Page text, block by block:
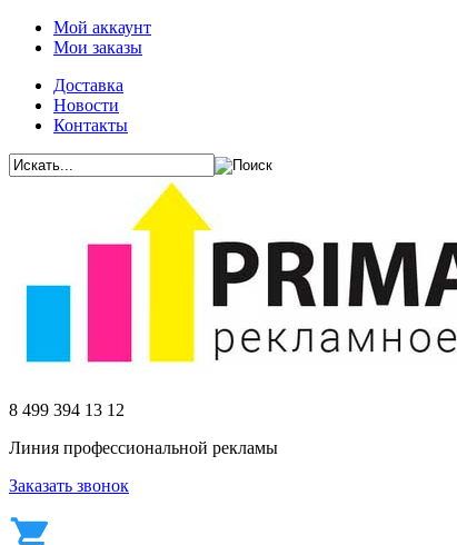
Мой аккаунт
Мои заказы
Доставка
Новости
Контакты
8 499 394 13 12
Линия профессиональной рекламы
Заказать звонок